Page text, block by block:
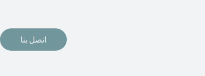
اتصل بنا